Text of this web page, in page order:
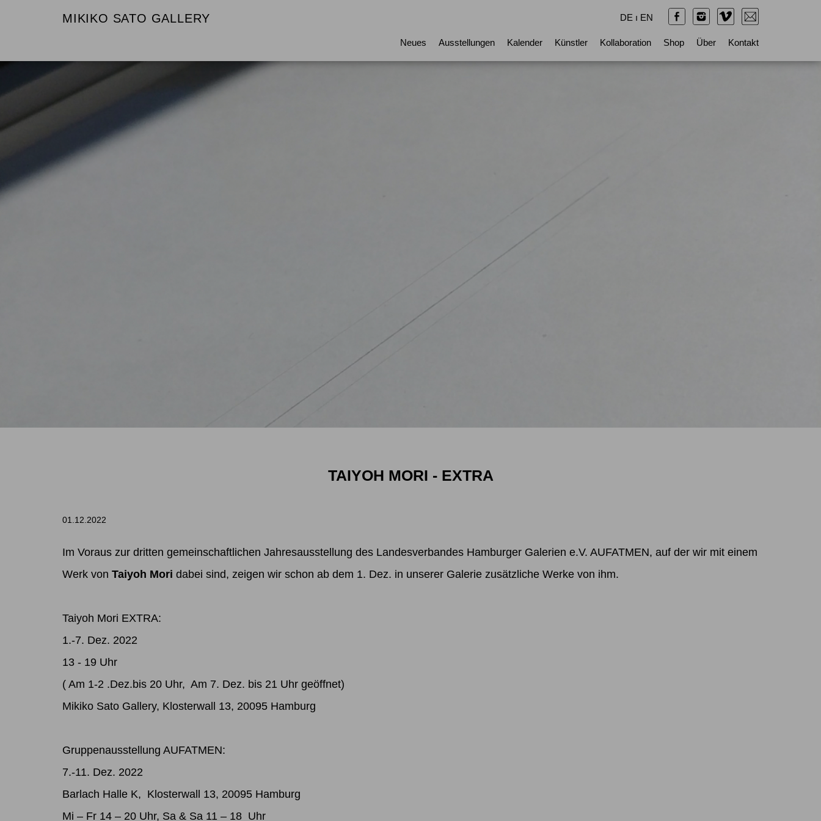
MIKIKO SATO GALLERY
Neues Ausstellungen Kalender Künstler Kollaboration Shop Über Kontakt
DE ı EN
TAIYOH MORI - EXTRA
01.12.2022
Im Voraus zur dritten gemeinschaftlichen Jahresausstellung des Landesverbandes Hamburger Galerien e.V. AUFATMEN, auf der wir mit einem
Werk von Taiyoh Mori dabei sind, zeigen wir schon ab dem 1. Dez. in unserer Galerie zusätzliche Werke von ihm.
Taiyoh Mori EXTRA:
1.-7. Dez. 2022
13 - 19 Uhr
( Am 1-2 .Dez.bis 20 Uhr, Am 7. Dez. bis 21 Uhr geöffnet)
Mikiko Sato Gallery, Klosterwall 13, 20095 Hamburg
Gruppenausstellung AUFATMEN:
7.-11. Dez. 2022
Barlach Halle K, Klosterwall 13, 20095 Hamburg
Mi – Fr 14 – 20 Uhr, Sa & Sa 11 – 18 Uhr